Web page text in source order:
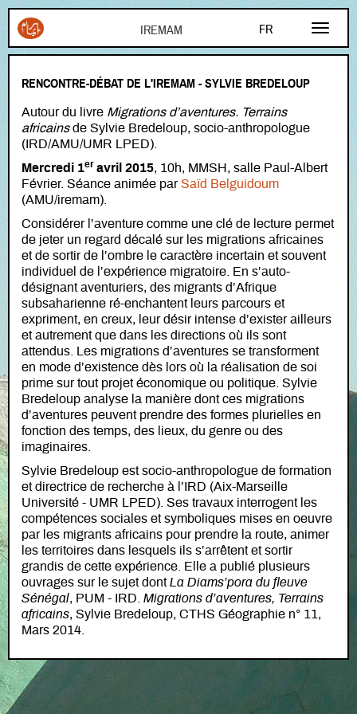
FR
EN
AR
Aller au contenu principal
RENCONTRE-DÉBAT DE L'IREMAM - SYLVIE BREDELOUP
Autour du livre Migrations d’aventures. Terrains
africainsde Sylvie Bredeloup, socio-anthropologue
(IRD/AMU/UMR LPED).
Mercredi 1er avril 2015, 10h, MMSH, salle Paul-Albert
Février. Séance animée parSaïd Belguidoum
(AMU/iremam).
Considérer l’aventure comme une clé de lecture permet
de jeter un regard décalé sur les migrations africaines
et de sortir de l’ombre le caractère incertain et souvent
individuel de l’expérience migratoire. En s’auto-
désignant aventuriers, des migrants d’Afrique
subsaharienne ré-enchantent leurs parcours et
expriment, en creux, leur désir intense d’exister ailleurs
et autrement que dans les directions où ils sont
attendus. Les migrations d’aventures se transforment
en mode d’existence dès lors où la réalisation de soi
prime sur tout projet économique ou politique. Sylvie
Bredeloup analyse la manière dont ces migrations
d’aventures peuvent prendre des formes plurielles en
fonction des temps, des lieux, du genre ou des
imaginaires.
Sylvie Bredeloup est socio-anthropologue de formation
et directrice de recherche à l’IRD (Aix-Marseille
Université - UMR LPED). Ses travaux interrogent les
compétences sociales et symboliques mises en oeuvre
par les migrants africains pour prendre la route, animer
les territoires dans lesquels ils s’arrêtent et sortir
grandis de cette expérience. Elle a publié plusieurs
ouvrages sur le sujet dontLa Diams’pora du fleuve
Sénégal, PUM - IRD. Migrations d’aventures, Terrains
africains, Sylvie Bredeloup, CTHS Géographie n° 11,
Mars 2014.